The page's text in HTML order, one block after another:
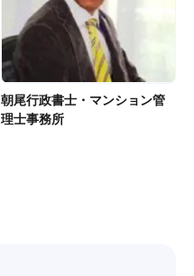
朝尾行政書士・マンション管
理士事務所